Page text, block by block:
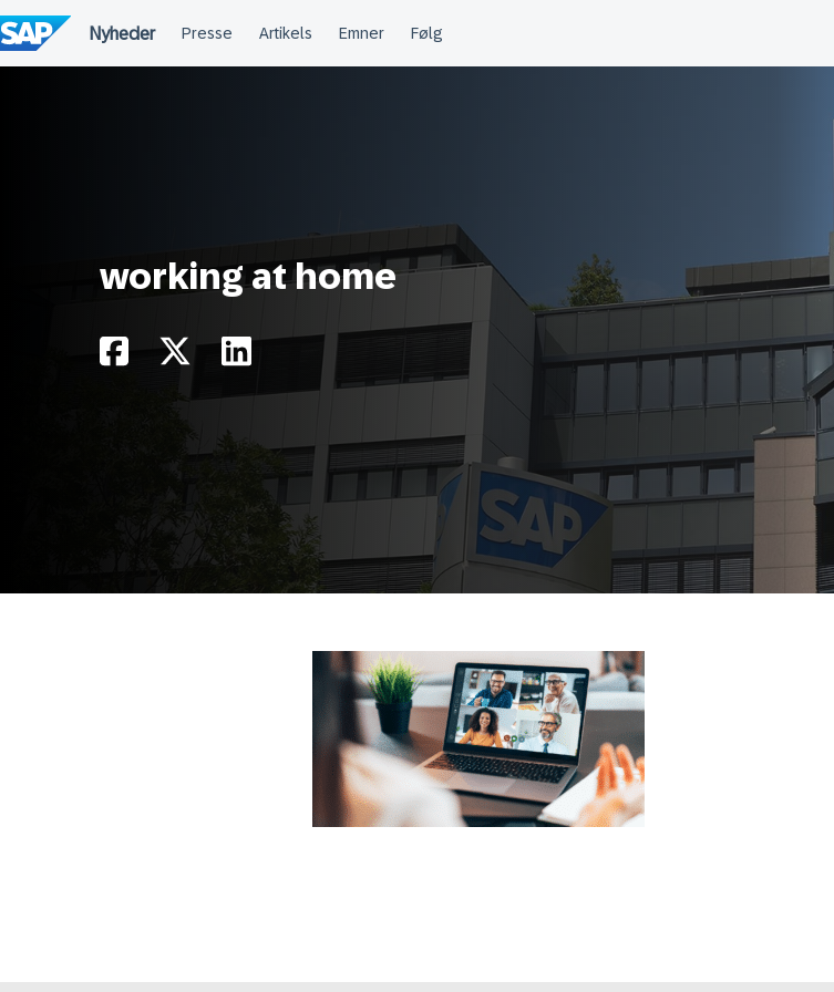
til
indholdet
working at home